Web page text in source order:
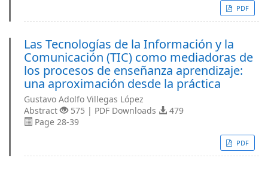
PDF
Las Tecnologías de la Información y la
Comunicación (TIC) como mediadoras de
los procesos de enseñanza aprendizaje:
una aproximación desde la práctica
Gustavo Adolfo Villegas López
Abstract
575 | PDF Downloads
479
Page 28-39
PDF